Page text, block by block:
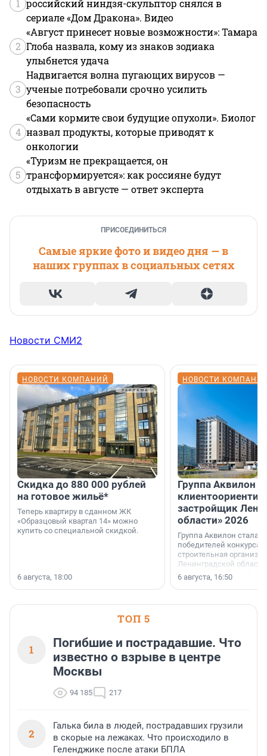
1
российский ниндзя-скульптор снялся в
сериале «Дом Дракона». Видео
2
«Август принесет новые возможности»: Тамара
Глоба назвала, кому из знаков зодиака
улыбнется удача
3
Надвигается волна пугающих вирусов —
ученые потребовали срочно усилить
безопасность
4
«Сами кормите свои будущие опухоли». Биолог
назвал продукты, которые приводят к
онкологии
5
«Туризм не прекращается, он
трансформируется»: как россияне будут
отдыхать в августе — ответ эксперта
ПРИСОЕДИНИТЬСЯ
Самые яркие фото и видео дня — в
наших группах в социальных сетях
Новости СМИ2
НОВОСТИ КОМПАНИЙ
Скидка до 880 000 рублей
на готовое жильё*
Теперь квартиру в сданном ЖК
«Образцовый квартал 14» можно
купить со специальной скидкой.
6 августа, 18:00
НОВОСТИ
Группа Аквилон
застройщик
области» 2026
Группа Аквилон стала
победителей конкурса
строительная
Ленинградской области
номинации «Самый
застройщик
области».
6 августа, 16:50
ТОП 5
1
Погибшие и пострадавшие. Что
известно о взрыве в центре
Москвы
94 185 217
2
Галька била в людей, пострадавших грузили
в скорые на лежаках. Что происходило в
Геленджике после атаки БПЛА